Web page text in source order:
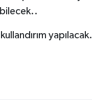
yapılacak.